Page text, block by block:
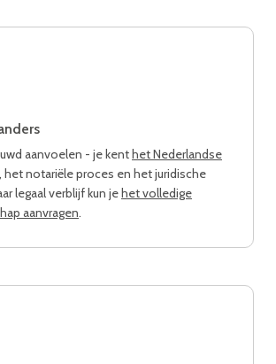
aanvoelen - je kenthet Nederlandse
, het notariële proces en het juridische
legaal verblijf kun jehet volledige
aanvragen.